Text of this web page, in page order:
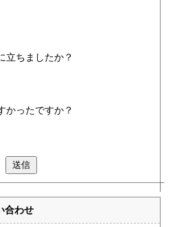
立ちましたか？
かったですか？
送信
合わせ